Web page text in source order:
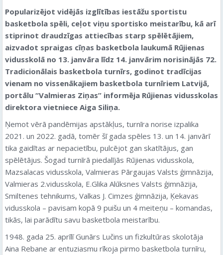
Popularizējot vidējās izglītības iestāžu sportistu
basketbola spēli, ceļot viņu sportisko meistarību, kā arī
stiprinot draudzīgas attiecības starp spēlētājiem,
aizvadot spraigas cīņas basketbola laukumā Rūjienas
vidusskolā no 13. janvāra līdz 14. janvārim norisinājās 72.
Tradicionālais basketbola turnīrs, godinot tradīcijas
vienam no vissenākajiem basketbola turnīriem Latvijā,
portālu “Valmieras Ziņas” informēja Rūjienas vidusskolas
direktora vietniece Aiga Siliņa.
Ņemot vērā pandēmijas apstākļus, turnīra norise izpalika
2021. un 2022. gadā, tomēr šī gada spēles 13. un 14. janvārī
tika gaidītas ar nepacietību, pulcējot gan skatītājus, gan
spēlētājus. Šogad turnīrā piedalījās Rūjienas vidusskola,
Mazsalacas vidusskola, Valmieras Pārgaujas Valsts ģimnāzija,
Valmieras 2.vidusskola, E.Glika Alūksnes Valsts ģimnāzija,
Smiltenes tehnikums, Valkas J. Cimzes ģimnāzija, Ķekavas
vidusskola – pavisam kopā 9 puišu un 4 meiteņu – komandas,
tikās, lai parādītu savu basketbola meistarību.
1948. gada 25. aprīlī Gunārs Lučins un fizkultūras skolotāja
Aina Rebane ar entuziasmu rīkoja pirmo basketbola turnīru,